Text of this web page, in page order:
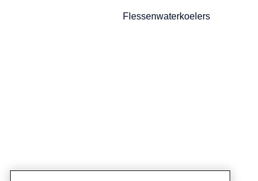
Flessenwaterkoelers